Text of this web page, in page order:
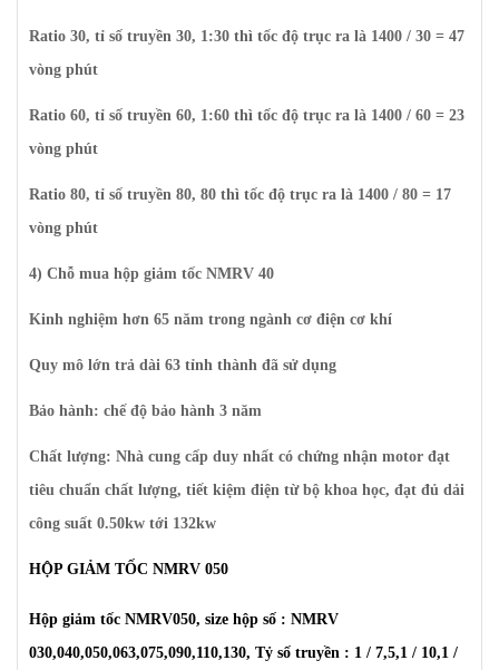
Ratio 30, tỉ số truyền 30, 1:30 thì tốc độ trục ra là 1400 / 30 = 47
vòng phút
Ratio 60, tỉ số truyền 60, 1:60 thì tốc độ trục ra là 1400 / 60 = 23
vòng phút
Ratio 80, tỉ số truyền 80, 80 thì tốc độ trục ra là 1400 / 80 = 17
vòng phút
4) Chỗ mua hộp giảm tốc NMRV 40
Kinh nghiệm hơn 65 năm trong ngành cơ điện cơ khí
Quy mô lớn trả dài 63 tỉnh thành đã sử dụng
Bảo hành: chế độ bảo hành 3 năm
Chất lượng: Nhà cung cấp duy nhất có chứng nhận motor đạt
tiêu chuẩn chất lượng, tiết kiệm điện từ bộ khoa học, đạt đủ dải
công suất 0.50kw tới 132kw
HỘP GIẢM TỐC NMRV 050
Hộp giảm tốc NMRV050, size hộp số : NMRV
030,040,050,063,075,090,110,130, Tỷ số truyền : 1 / 7,5,1 / 10,1 /